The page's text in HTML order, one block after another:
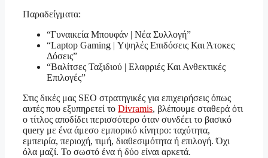
Παραδείγματα:
“Γυναικεία Μπουφάν | Νέα Συλλογή”
“Laptop Gaming | Υψηλές Επιδόσεις Και Άτοκες
Δόσεις”
“Βαλίτσες Ταξιδιού | Ελαφριές Και Ανθεκτικές
Επιλογές”
Στις δικές μας SEO στρατηγικές για επιχειρήσεις όπως
αυτές που εξυπηρετεί το Divramis, βλέπουμε σταθερά ότι
ο τίτλος αποδίδει περισσότερο όταν συνδέει το βασικό
query με ένα άμεσο εμπορικό κίνητρο: ταχύτητα,
εμπειρία, περιοχή, τιμή, διαθεσιμότητα ή επιλογή. Όχι
όλα μαζί. Το σωστό ένα ή δύο είναι αρκετά.